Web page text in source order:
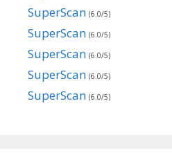
SuperScan (6.0/5)
SuperScan (6.0/5)
SuperScan (6.0/5)
SuperScan (6.0/5)
SuperScan (6.0/5)